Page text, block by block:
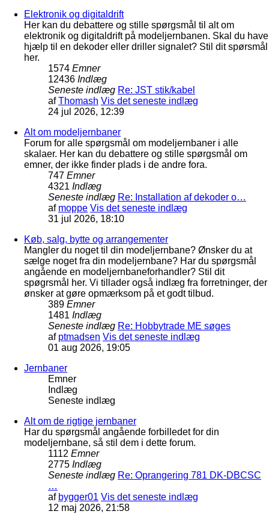
Elektronik og digitaldrift
Her kan du debattere og stille spørgsmål til alt om
elektronik og digitaldrift på modeljernbanen. Skal du have
hjælp til en dekoder eller driller signalet? Stil dit spørsmål
her.
1574 Emner
12436 Indlæg
Seneste indlæg Re: JST stik/kabel
afThomash Vis det seneste indlæg
24 jul 2026, 12:39
Alt om modeljernbaner
Forum for alle spørgsmål om modeljernbaner i alle
skalaer. Her kan du debattere og stille spørgsmål om
emner, der ikke finder plads i de andre fora.
747 Emner
4321 Indlæg
Seneste indlæg Re: Installation af dekoder o…
af moppe Vis det seneste indlæg
31 jul 2026, 18:10
Køb, salg, bytte og arrangementer
Mangler du noget til din modeljernbane? Ønsker du at
sælge noget fra din modeljernbane? Har du spørgsmål
angående en modeljernbaneforhandler? Stil dit
spøgrsmål her. Vi tillader også indlæg fra forretninger, der
ønsker at gøre opmærksom på et godt tilbud.
389 Emner
1481 Indlæg
Seneste indlæg Re: Hobbytrade ME søges
af ptmadsen Vis det seneste indlæg
01 aug 2026, 19:05
Jernbaner
Emner
Indlæg
Seneste indlæg
Alt om de rigtige jernbaner
Har du spørgsmål angående forbilledet for din
modeljernbane, så stil dem i dette forum.
1112 Emner
2775 Indlæg
Seneste indlæg Re: Oprangering 781 DK-DBCSC
…
af bygger01 Vis det seneste indlæg
12 maj 2026, 21:58